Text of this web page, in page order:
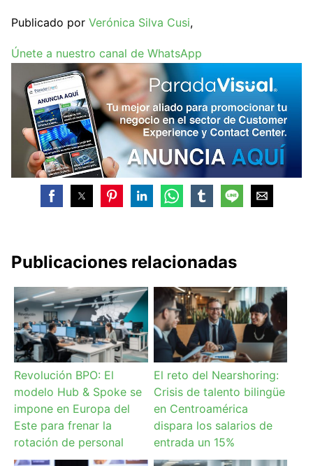
Publicado por Verónica Silva Cusi,
Únete a nuestro canal de WhatsApp
Publicaciones relacionadas
Revolución BPO: El
modelo Hub & Spoke se
impone en Europa del
Este para frenar la
rotación de personal
El reto del Nearshoring:
Crisis de talento bilingüe
en Centroamérica
dispara los salarios de
entrada un 15%